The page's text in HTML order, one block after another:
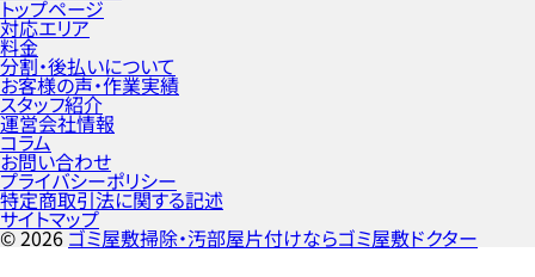
トップページ
対応エリア
料金
分割・後払いについて
お客様の声・作業実績
スタッフ紹介
運営会社情報
コラム
お問い合わせ
プライバシーポリシー
特定商取引法に関する記述
サイトマップ
©2026ゴミ屋敷掃除・汚部屋片付けならゴミ屋敷ドクター